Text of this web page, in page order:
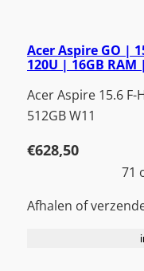
Acer Aspire GO |
120U | 16GB RAM
Acer Aspire 15.6 F-
512GB W11
€628,50
71
Afhalen of